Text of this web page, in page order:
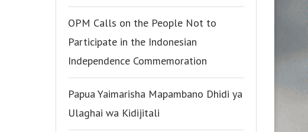
OPM Calls on the People Not to
Participate in the Indonesian
Independence Commemoration
Papua Yaimarisha Mapambano Dhidi ya
Ulaghai wa Kidijitali